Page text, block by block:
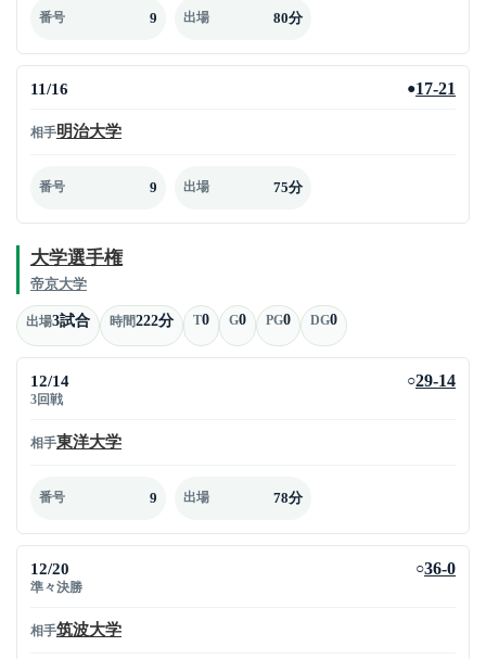
番号 9 出場 80分
11/16 ●17-21
相手明治大学
番号 9 出場 75分
大学選手権
帝京大学
出場3試合 時間222分 T0 G0 PG0 DG0
12/14
3回戦
○29-14
相手東洋大学
番号 9 出場 78分
12/20
準々決勝
○36-0
相手筑波大学